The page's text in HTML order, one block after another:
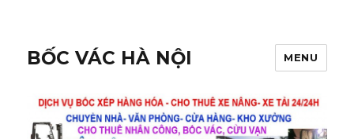
BỐC VÁC HÀ NỘI MENU